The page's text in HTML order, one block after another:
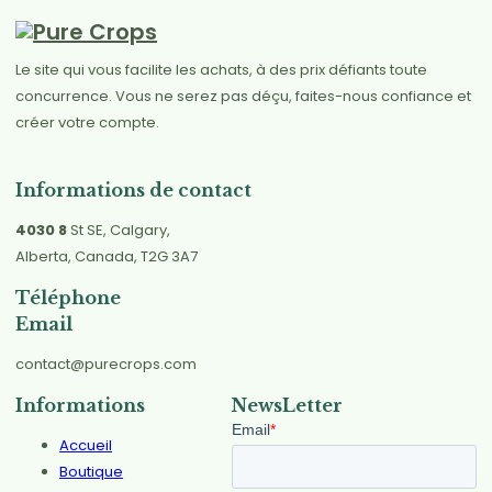
Le site qui vous facilite les achats, à des prix défiants toute
concurrence. Vous ne serez pas déçu, faites-nous confiance et
créer votre compte.
Informations de contact
4030 8St SE, Calgary,
Alberta, Canada, T2G 3A7
Téléphone
Email
contact@purecrops.com
Informations
Accueil
Boutique
NewsLetter